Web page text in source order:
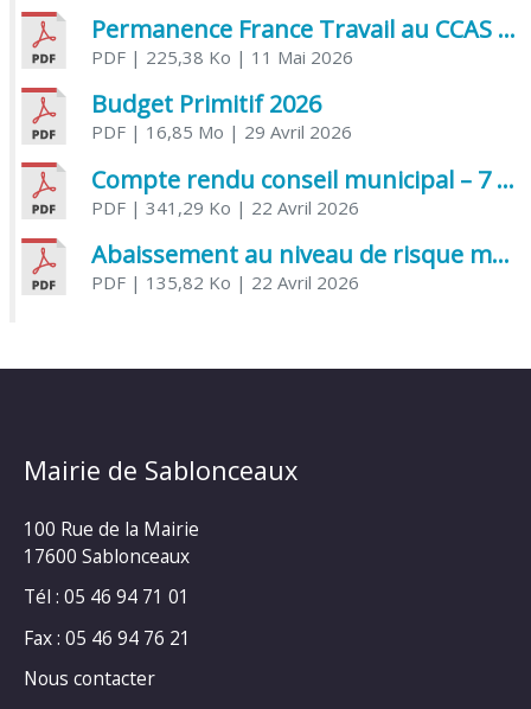
Permanence France Travail au CCAS de Saujon Juin 2026
PDF| 225,38 Ko | 11 Mai 2026
Budget Primitif 2026
PDF| 16,85 Mo | 29 Avril 2026
Compte rendu conseil municipal – 7 avril 2026
PDF| 341,29 Ko | 22 Avril 2026
Abaissement au niveau de risque modéré de l’Influenza aviaire
PDF| 135,82 Ko | 22 Avril 2026
Mairie de Sablonceaux
100 Rue de la Mairie
17600 Sablonceaux
Tél : 05 46 94 71 01
Fax : 05 46 94 76 21
Nous contacter